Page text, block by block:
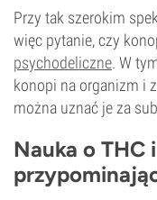
Przy tak szerokim
więc pytanie, czy
psychodeliczne. W
konopi na organizm i
można uznać je za
Nauka o THC